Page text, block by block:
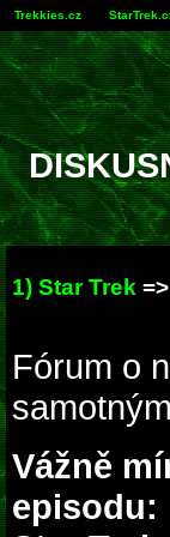
Trekkies.cz
1) Star Trek
Fórum o
Vážně
episodu: